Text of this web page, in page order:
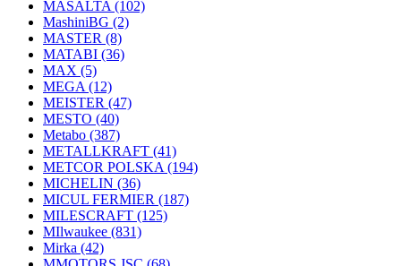
MASALTA (102)
MashiniBG (2)
MASTER (8)
MATABI (36)
MAX (5)
MEGA (12)
MEISTER (47)
MESTO (40)
Metabo (387)
METALLKRAFT (41)
METCOR POLSKA (194)
MICHELIN (36)
MICUL FERMIER (187)
MILESCRAFT (125)
MIlwaukee (831)
Mirka (42)